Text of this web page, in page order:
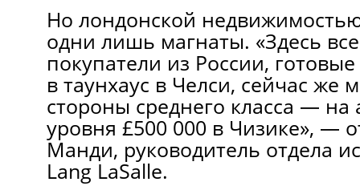
Но лондонской
одни лишь магнаты. «Здесь
покупатели из России,
в таунхаус в Челси, сейчас же
стороны среднего класса — на
уровня £500 000 в Чизике», —
Манди, руководитель отдела
Lang LaSalle.